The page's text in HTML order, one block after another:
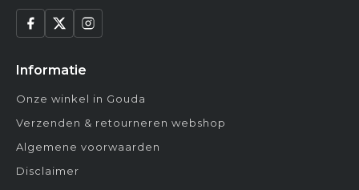
Informatie
Onze winkel in Gouda
Verzenden & retourneren webshop
Algemene voorwaarden
Disclaimer